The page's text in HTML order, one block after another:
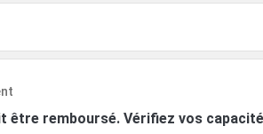
être remboursé. Vérifiez vos